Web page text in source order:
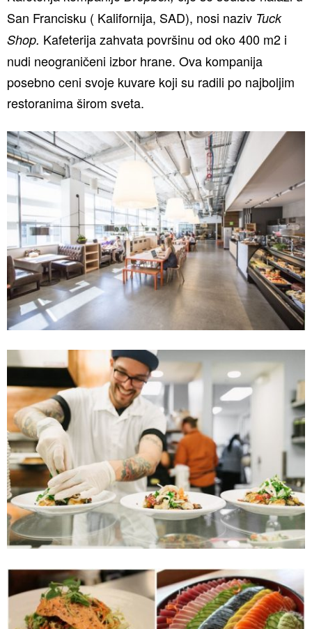
San Francisku ( Kalifornija, SAD), nosi naziv Tuck
Shop. Kafeterija zahvata površinu od oko 400 m2 i
nudi neograničeni izbor hrane. Ova kompanija
posebno ceni svoje kuvare koji su radili po najboljim
restoranima širom sveta.